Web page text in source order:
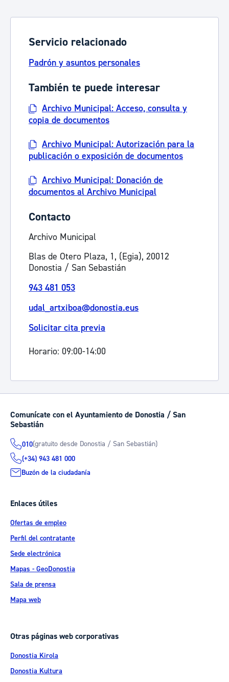
Servicio relacionado
Padrón y asuntos personales
También te puede interesar
Archivo Municipal: Acceso, consulta y
copia de documentos
Archivo Municipal: Autorización para la
publicación o exposición de documentos
Archivo Municipal: Donación de
documentos al Archivo Municipal
Contacto
Archivo Municipal
Blas de Otero Plaza, 1, (Egia), 20012
Donostia / San Sebastián
943 481 053
udal_artxiboa@donostia.eus
Solicitar cita previa
Horario: 09:00-14:00
Comunícate con el Ayuntamiento de Donostia / San
Sebastián
010(gratuito desde Donostia / San Sebastián)
(+34) 943 481 000
Buzón de la ciudadanía
Enlaces útiles
Ofertas de empleo
Perfil del contratante
Sede electrónica
Mapas - GeoDonostia
Sala de prensa
Mapa web
Otras páginas web corporativas
Donostia Kirola
Donostia Kultura